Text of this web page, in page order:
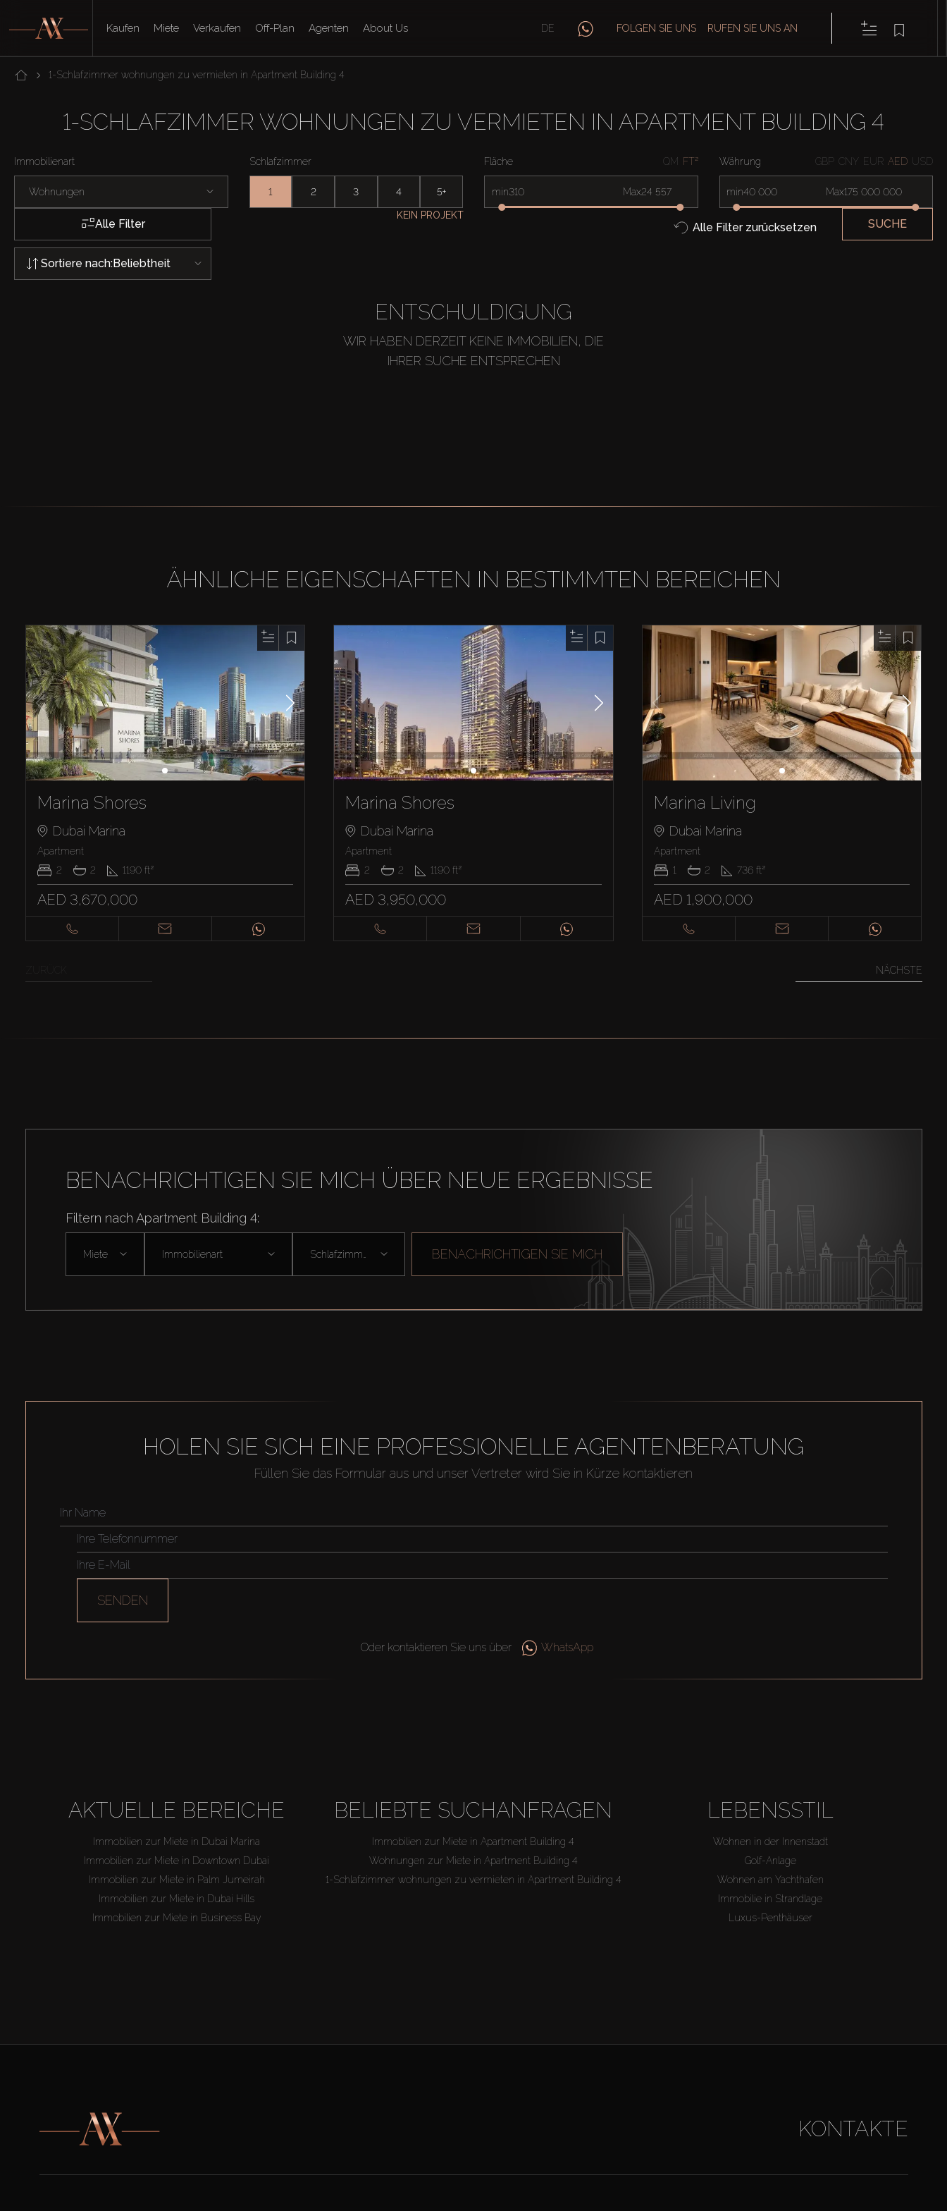
Kaufen Miete Verkaufen Off-Plan Agenten About Us DE FOLGEN SIE UNS RUFEN SIE UNS AN
1-Schlafzimmer wohnungen zu vermieten in Apartment Building 4
1-SCHLAFZIMMER WOHNUNGEN ZU VERMIETEN IN APARTMENT BUILDING 4
Immobilienart
Wohnungen
Schlafzimmer
1 2 3 4 5+
Fläche QM FT²
min Max
Währung GBP CNY EUR AED USD
min Max
Alle Filter
KEIN PROJEKT
Alle Filter zurücksetzen SUCHE
Sortiere nach:Beliebtheit
ENTSCHULDIGUNG
WIR HABEN DERZEIT KEINE IMMOBILIEN, DIE
IHRER SUCHE ENTSPRECHEN
ÄHNLICHE EIGENSCHAFTEN IN BESTIMMTEN BEREICHEN
Marina Shores
Dubai Marina
Apartment
2
2 1190 ft²
AED 3,670,000
Marina Shores
Dubai Marina
Apartment
2
2 1190ft²
AED 3,950,000
Marina Living
Dubai Marina
Apartment
1
2 736 ft²
AED 1,900,000
NÄCHSTE
BENACHRICHTIGEN SIE MICH ÜBER NEUE ERGEBNISSE
Filtern nach Apartment Building 4:
Miete Immobilienart BENACHRICHTIGEN SIE MICH
HOLEN SIE SICH EINE PROFESSIONELLE AGENTENBERATUNG
Füllen Sie das Formular aus und unser Vertreter wird Sie in Kürze kontaktieren
SENDEN
Oder kontaktieren Sie uns über WhatsApp
AKTUELLE BEREICHE
Immobilien zur Miete in Dubai Marina
Immobilien zur Miete in Downtown Dubai
Immobilien zur Miete in Palm Jumeirah
Immobilien zur Miete in Dubai Hills
Immobilien zur Miete in Business Bay
BELIEBTE SUCHANFRAGEN
Immobilien zur Miete in Apartment Building 4
Wohnungen zur Miete in Apartment Building 4
1-Schlafzimmer wohnungen zu vermieten in Apartment Building 4
LEBENSSTIL
Wohnen in der Innenstadt
Golf-Anlage
Wohnen am Yachthafen
Immobilie in Strandlage
Luxus-Penthäuser
KONTAKTE